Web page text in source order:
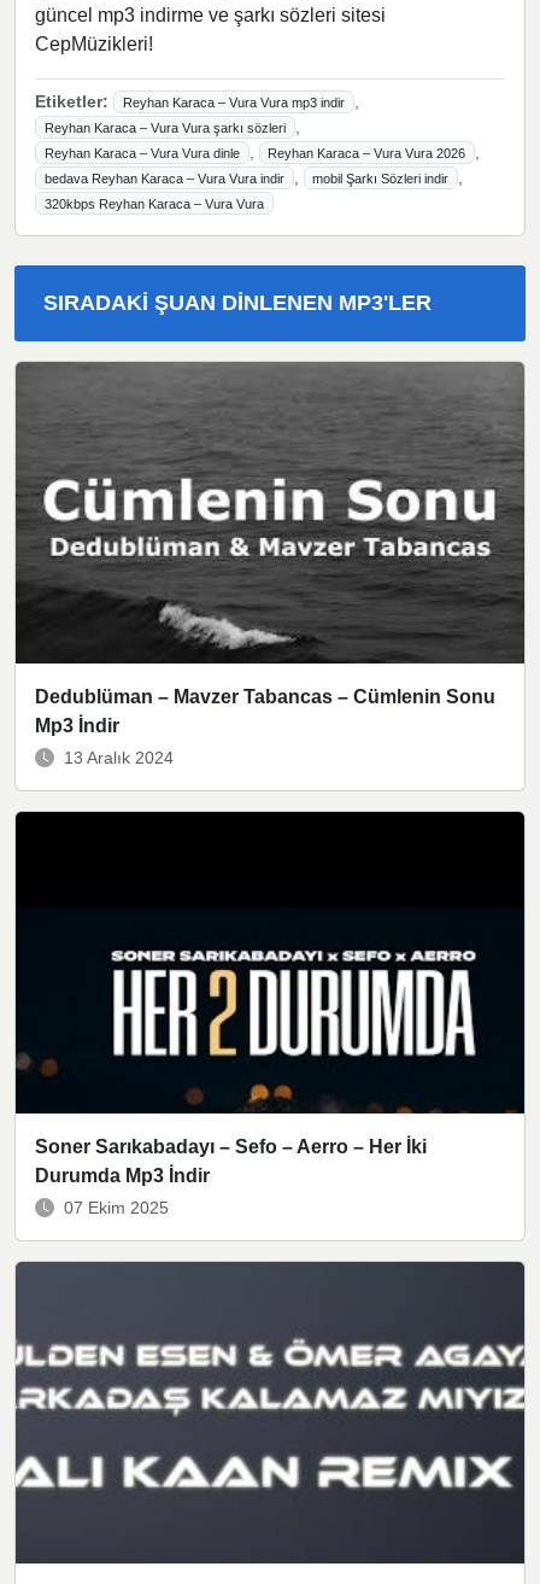
güncel mp3 indirme ve şarkı sözleri sitesi
CepMüzikleri!
Etiketler: Reyhan Karaca – Vura Vura mp3 indir
Reyhan Karaca – Vura Vura şarkı sözleri
Reyhan Karaca – Vura Vura dinle Reyhan Karaca – Vura Vura 2026
bedava Reyhan Karaca – Vura Vura indir mobil Şarkı Sözleri indir
320kbps Reyhan Karaca – Vura Vura
SIRADAKI ŞUAN DINLENEN MP3'LER
Dedublüman – Mavzer Tabancas – Cümlenin Sonu
Mp3 İndir
13 Aralık 2024
Soner Sarıkabadayı – Sefo – Aerro – Her İki
Durumda Mp3 İndir
07 Ekim 2025